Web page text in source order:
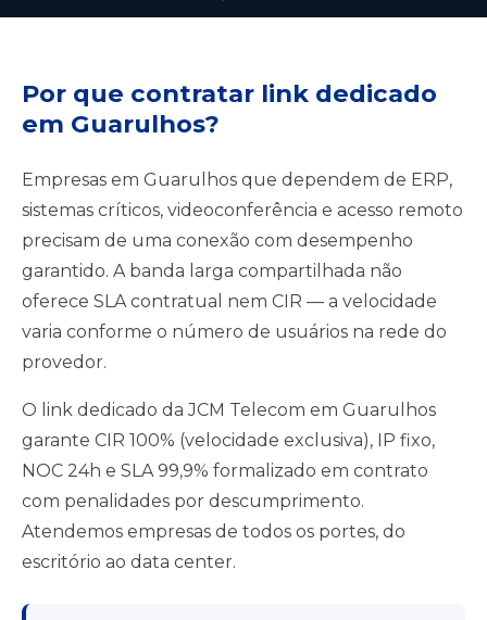
Por que contratar link dedicado
em Guarulhos?
Empresas em Guarulhos que dependem de ERP,
sistemas críticos, videoconferência e acesso remoto
precisam de uma conexão com desempenho
garantido. A banda larga compartilhada não
oferece SLA contratual nem CIR — a velocidade
varia conforme o número de usuários na rede do
provedor.
O link dedicado da JCM Telecom em Guarulhos
garante CIR 100% (velocidade exclusiva), IP fixo,
NOC 24h e SLA 99,9% formalizado em contrato
com penalidades por descumprimento.
Atendemos empresas de todos os portes, do
escritório ao data center.